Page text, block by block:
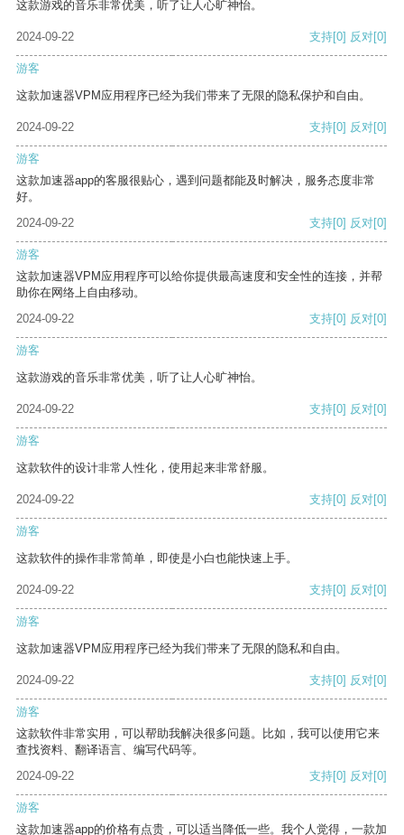
这款游戏的音乐非常优美，听了让人心旷神怡。
2024-09-22 支持[0] 反对[0]
游客
这款加速器VPM应用程序已经为我们带来了无限的隐私保护和自由。
2024-09-22 支持[0] 反对[0]
游客
这款加速器app的客服很贴心，遇到问题都能及时解决，服务态度非常
好。
2024-09-22
支持[0] 反对[0]
游客
这款加速器VPM应用程序可以给你提供最高速度和安全性的连接，并帮
助你在网络上自由移动。
2024-09-22
支持[0] 反对[0]
游客
这款游戏的音乐非常优美，听了让人心旷神怡。
2024-09-22 支持[0] 反对[0]
游客
这款软件的设计非常人性化，使用起来非常舒服。
2024-09-22 支持[0] 反对[0]
游客
这款软件的操作非常简单，即使是小白也能快速上手。
2024-09-22 支持[0] 反对[0]
游客
这款加速器VPM应用程序已经为我们带来了无限的隐私和自由。
2024-09-22 支持[0] 反对[0]
游客
这款软件非常实用，可以帮助我解决很多问题。比如，我可以使用它来
查找资料、翻译语言、编写代码等。
2024-09-22
支持[0] 反对[0]
游客
这款加速器app的价格有点贵，可以适当降低一些。我个人觉得，一款加